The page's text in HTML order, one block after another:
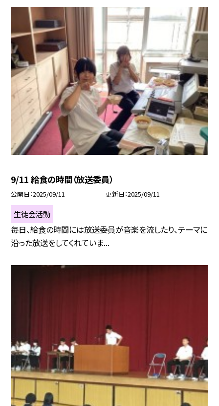
9/11 給食の時間（放送委員）
公開日 2025/09/11 更新日 2025/09/11
生徒会活動
毎日、給食の時間には放送委員が音楽を流したり、テーマに
沿った放送をしてくれていま...